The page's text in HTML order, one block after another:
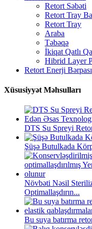
Retort Səbəti
Retort Tray
Retort Tray
Araba
Təbəqə
İkiqat Qatlı
Hibrid Layer
Retort Enerji Bərpası
Xüsusiyyət Məhsulları
DTS Su Spreyi
Şüşə Butulkada
Növbəti Nəsil
Optimallaşdırın...
Bu suya batırma